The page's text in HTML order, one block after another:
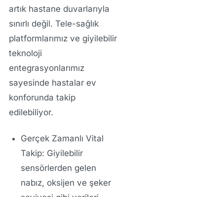
artık hastane duvarlarıyla
sınırlı değil. Tele-sağlık
platformlarımız ve giyilebilir
teknoloji
entegrasyonlarımız
sayesinde hastalar ev
konforunda takip
edilebiliyor.
Gerçek Zamanlı Vital
Takip: Giyilebilir
sensörlerden gelen
nabız, oksijen ve şeker